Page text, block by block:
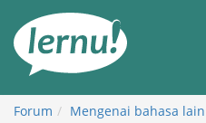
daftar
Forum Mengenai bahasa lain